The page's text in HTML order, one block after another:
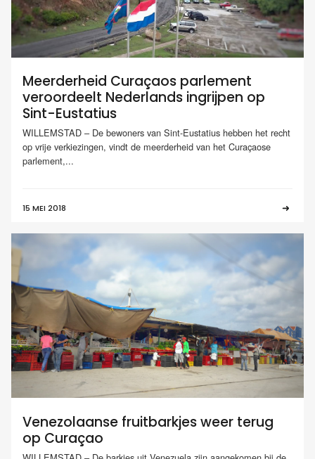
Meerderheid Curaçaos parlement
veroordeelt Nederlands ingrijpen op
Sint-Eustatius
WILLEMSTAD – De bewoners van Sint-Eustatius hebben het recht
op vrije verkiezingen, vindt de meerderheid van het Curaçaose
parlement,...
15 MEI 2018
Venezolaanse fruitbarkjes weer terug
op Curaçao